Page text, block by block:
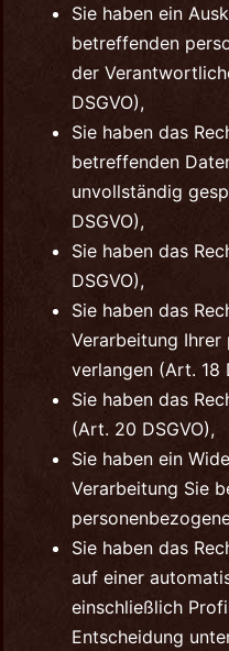
Sie haben ein
betreffenden
der
DSGVO),
Sie haben das
betreffenden
unvollständig
DSGVO),
Sie haben das
DSGVO),
Sie haben das
Verarbeitung Ihrer
verlangen (Art. 18
Sie haben das
(Art. 20 DSGVO),
Sie haben ein
Verarbeitung Sie
Sie haben das
auf einer
einschließlich
Entscheidung